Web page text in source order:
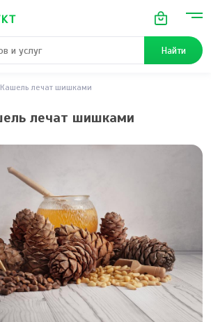
Найти
Кашель лечат шишками
лечат шишками